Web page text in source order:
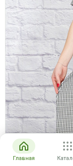
Главная